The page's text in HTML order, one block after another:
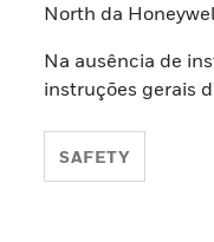
North da
Na ausência de
instruções gerais
SAFETY